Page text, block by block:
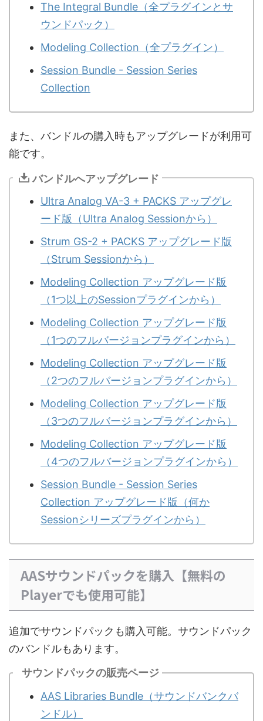
The Integral Bundle（全プラグインとサ
ウンドパック）
Modeling Collection（全プラグイン）
Session Bundle - Session Series
Collection
また、バンドルの購入時もアップグレードが利用可
能です。
バンドルへアップグレード
Ultra Analog VA-3 + PACKS アップグレ
ード版（Ultra Analog Sessionから）
Strum GS-2 + PACKS アップグレード版
（Strum Sessionから）
Modeling Collection アップグレード版
（1つ以上のSessionプラグインから）
Modeling Collection アップグレード版
（1つのフルバージョンプラグインから）
Modeling Collection アップグレード版
（2つのフルバージョンプラグインから）
Modeling Collection アップグレード版
（3つのフルバージョンプラグインから）
Modeling Collection アップグレード版
（4つのフルバージョンプラグインから）
Session Bundle - Session Series
Collection アップグレード版（何か
Sessionシリーズプラグインから）
AASサウンドパックを購入【無料の
Playerでも使用可能】
追加でサウンドパックも購入可能。サウンドパック
のバンドルもあります。
サウンドパックの販売ページ
AAS Libraries Bundle（サウンドバンクバ
ンドル）